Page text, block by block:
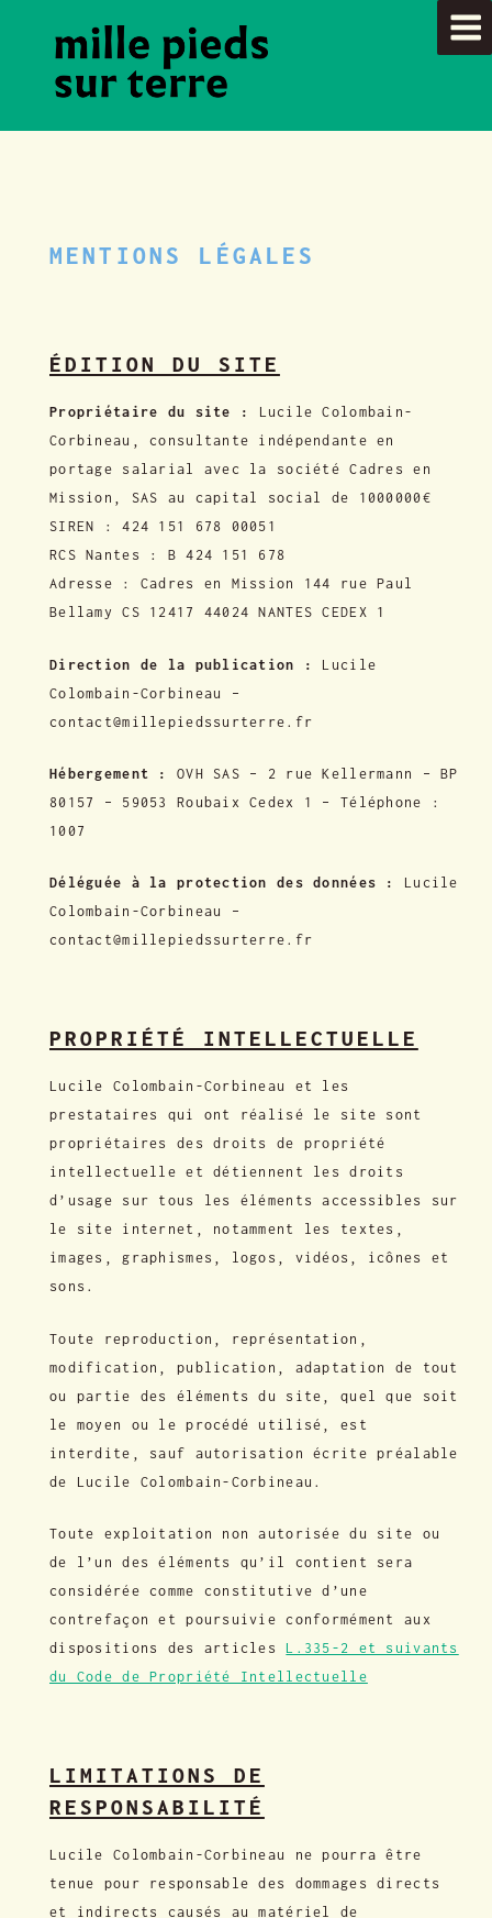
principal
Men
MENTIONS LÉGALES
ÉDITION DU SITE
Propriétaire du site :
Lucile Colombain-
Corbineau, consultante indépendante en
portage salarial avec la société Cadres en
Mission, SAS au capital social de 1000000€
SIREN : 424 151 678 00051
RCS Nantes : B 424 151 678
Adresse : Cadres en Mission 144 rue Paul
Bellamy CS 12417 44024 NANTES CEDEX 1
Direction de la publication : Lucile
Colombain-Corbineau –
contact@millepiedssurterre.fr
Hébergement :
OVH SAS – 2 rue Kellermann – BP
80157 – 59053 Roubaix Cedex 1 – Téléphone :
1007
Déléguée à la protection des données : Lucile
Colombain-Corbineau –
contact@millepiedssurterre.fr
PROPRIÉTÉ INTELLECTUELLE
Lucile Colombain-Corbineau et les
prestataires qui ont réalisé le site sont
propriétaires des droits de propriété
intellectuelle et détiennent les droits
d’usage sur tous les éléments accessibles sur
le site internet, notamment les textes,
images, graphismes, logos, vidéos, icônes et
sons.
Toute reproduction, représentation,
modification, publication, adaptation de tout
ou partie des éléments du site, quel que soit
le moyen ou le procédé utilisé, est
interdite, sauf autorisation écrite préalable
de Lucile Colombain-Corbineau.
Toute exploitation non autorisée du site ou
de l’un des éléments qu’il contient sera
considérée comme constitutive d’une
contrefaçon et poursuivie conformément aux
dispositions des articles L.335-2 et suivants
du Code de Propriété Intellectuelle
LIMITATIONS DE
RESPONSABILITÉ
Lucile Colombain-Corbineau ne pourra être
tenue pour responsable des dommages directs
et indirects causés au matériel de